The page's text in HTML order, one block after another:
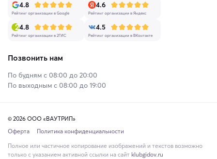
4.8
Рейтинг организации в Google
4.6
Рейтинг организации в Яндекс
4.8
Рейтинг организации в 2ГИС
4.5
Рейтинг организации в ВКонтакте
Позвонить нам
По будням с 08:00 до 20:00
По выходным с 08:00 до 19:00
© 2026 ООО «ВАУТРИП»
Оферта
Политика конфиденциальности
Полное или частичное копирование изображений и текстов возможно
только с указанием активной ссылки на сайт klubgidov.ru